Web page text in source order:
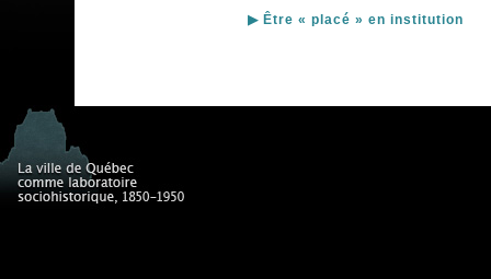
▶ Être « placé » en institution